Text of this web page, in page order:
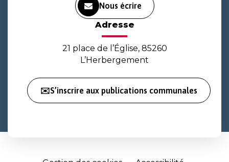
Nous écrire
Adresse
21 place de l’Église, 85260
L’Herbergement
✉️S’inscrire aux publications communales